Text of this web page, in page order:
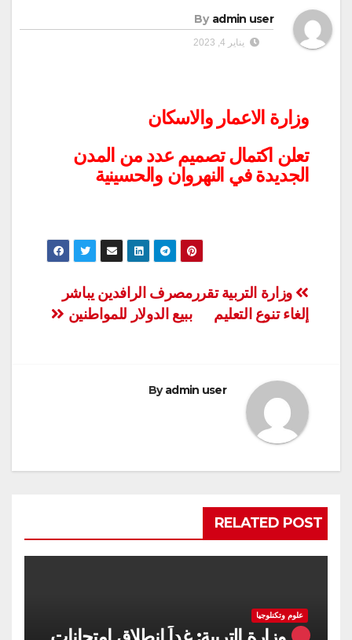
By admin user
يناير 4, 2023
وزارة الاعمار والاسكان
تعلن اكتمال تصميم عدد من المدن
الجديدة في النهروان والحسينية
تصفّح
المقالات
مصرف الرافدين يباشر
ببيع الدولار للمواطنين
وزارة التربية تقرر
إلغاء تنوع التعليم
Byadmin user
RELATED POST
علوم وتكنلوجيا